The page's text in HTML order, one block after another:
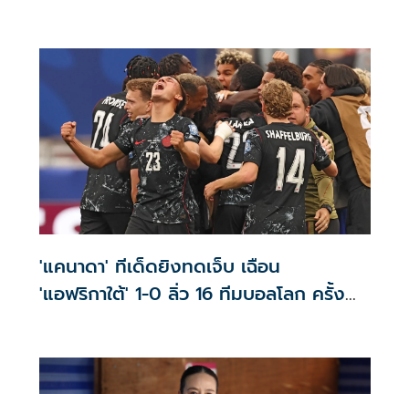
'แคนาดา' ทีเด็ดยิงทดเจ็บ เฉือน
'แอฟริกาใต้' 1-0 ลิ่ว 16 ทีมบอลโลก ครั้ง